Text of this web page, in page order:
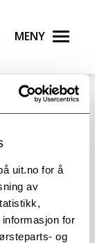
uit.no for å
av
for
og
Meny